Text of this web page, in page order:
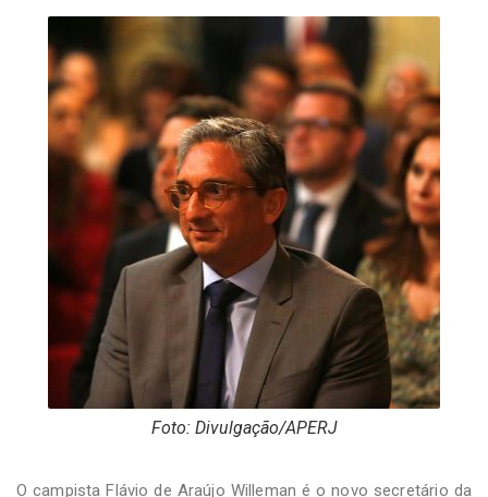
Copyright
Desenvolvido
Tecnologia
Foto: Divulgação/APERJ
O campista Flávio de Araújo Willeman é o novo secretário da